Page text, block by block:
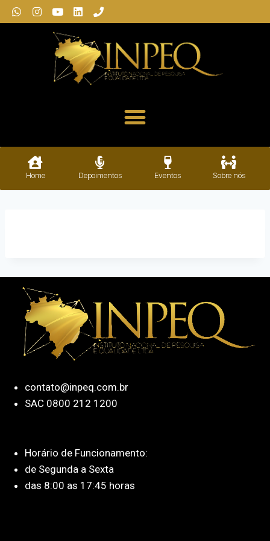
Home Depoimentos Eventos Sobre nós
contato@inpeq.com.br
SAC 0800 212 1200
Horário de Funcionamento:
de Segunda a Sexta
das 8:00 as 17:45 horas